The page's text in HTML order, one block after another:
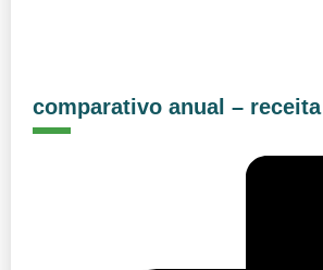
comparativo anual –